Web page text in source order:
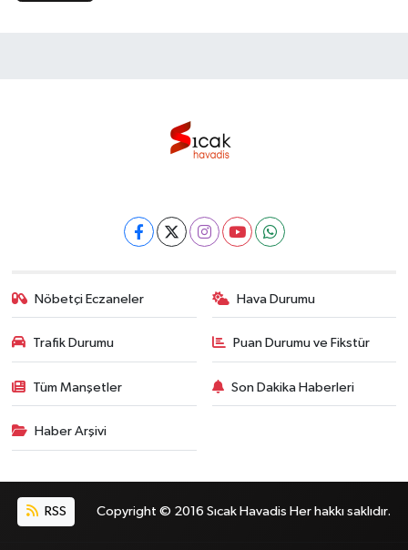
Nöbetçi Eczaneler Hava Durumu
Trafik Durumu Puan Durumu ve Fikstür
Tüm Manşetler Son Dakika Haberleri
Haber Arşivi
RSS Copyright © 2016 Sıcak Havadis Her hakkı saklıdır.